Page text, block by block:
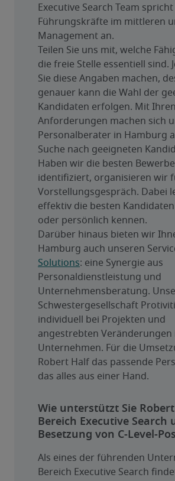
Executive Search Team
Führungskräfte im mittleren
Management an.
Teilen Sie uns mit, welche
die freie Stelle essentiell sind.
Sie diese Angaben machen,
genauer kann die Wahl der
Kandidaten erfolgen. Mit Ihren
Anforderungen machen sich
Personalberater in Hamburg
Suche nach geeigneten
Haben wir die besten
identifiziert, organisieren wir
Vorstellungsgespräch. Dabei
effektiv die besten Kandidaten
oder persönlich kennen.
Darüber hinaus bieten wir
Hamburg auch unseren
Solutions: eine Synergie aus
Personaldienstleistung und
Unternehmensberatung.
Schwestergesellschaft
individuell bei Projekten und
angestrebten Veränderungen
Unternehmen. Für die
Robert Half das passende
das alles aus einer Hand.
Wie unterstützt Sie
Bereich Executive Search
Besetzung von C-Level-
Als eines der führenden
Bereich Executive Search